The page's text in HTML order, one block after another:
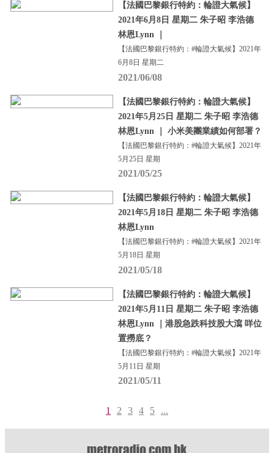
【法國巴黎銀行特約：輪證大氣候】
2021年6月8日 星期二 朱子昭 李浩德
林恩Lynn ｜
【法國巴黎銀行特約：#輪證大氣候】2021年
6月8日 星期二
2021/06/08
【法國巴黎銀行特約：輪證大氣候】
2021年5月25日 星期二 朱子昭 李浩德
林恩Lynn ｜ 小米美團業績如何部署？
【法國巴黎銀行特約：#輪證大氣候】2021年
5月25日 星期
2021/05/25
【法國巴黎銀行特約：輪證大氣候】
2021年5月18日 星期二 朱子昭 李浩德
林恩Lynn
【法國巴黎銀行特約：#輪證大氣候】2021年
5月18日 星期
2021/05/18
【法國巴黎銀行特約：輪證大氣候】
2021年5月11日 星期二 朱子昭 李浩德
林恩Lynn ｜港股急跌科技股大瀉 咩位
置撈底？
【法國巴黎銀行特約：#輪證大氣候】2021年
5月11日 星期
2021/05/11
1 2 3 4 5 ...